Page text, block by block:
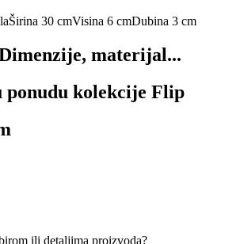
Širina 30 cmVisina 6 cmDubina 3 cm
materijal...
kolekcije Flip
ili detaljima proizvoda?